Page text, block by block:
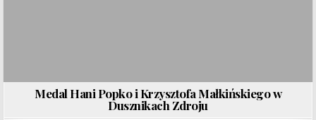
Medal Hani Popko i Krzysztofa Małkińskiego w
Dusznikach Zdroju